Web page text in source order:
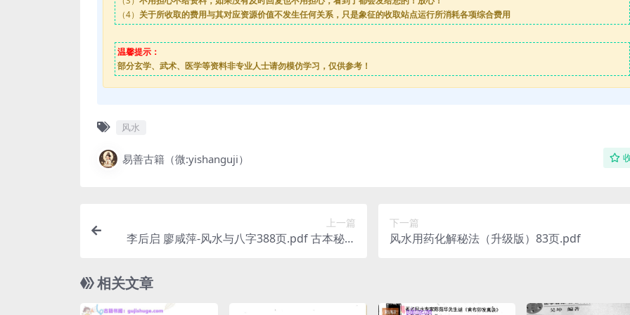
（4） 关于所收取的费用与其对应资源价值不发生任何关系，只是象征的收取站点运行所消耗各项综合费用
温馨提示：
部分玄学、武术、医学等资料非专业人士请勿模仿学习，仅供参考！
风水
易善古籍（微:yishanguji）
上一篇
李后启 廖咸萍-风水与八字388页.pdf 古本秘笈
下一篇
风水用药化解秘法（升级版）83页.pdf
相关文章